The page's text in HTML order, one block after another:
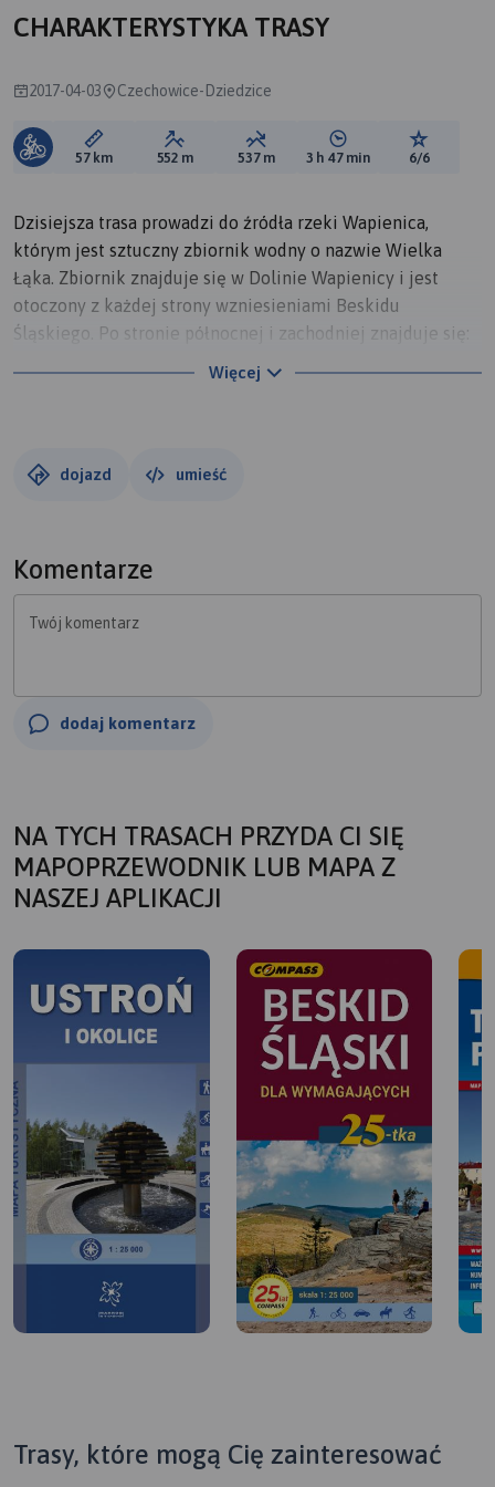
CHARAKTERYSTYKA TRASY
2017-04-03 Czechowice-Dziedzice
Długość trasy:
57 km Suma przewyższeń:
552 m Suma spadków:
537 m Średni czas potrzebny
3 h 47 min Ocena
6/6
Dzisiejsza trasa prowadzi do źródła rzeki Wapienica,
którym jest sztuczny zbiornik wodny o nazwie Wielka
Łąka. Zbiornik znajduje się w Dolinie Wapienicy i jest
otoczony z każdej strony wzniesieniami Beskidu
Śląskiego. Po stronie północnej i zachodniej znajduje się:
góry: Błatnia, Stołów i Szyndzielnia.
Więcej
dojazd umieść
Komentarze
Twój komentarz
dodaj komentarz
NA TYCH TRASACH PRZYDA CI SIĘ
MAPOPRZEWODNIK LUB MAPA Z
NASZEJ APLIKACJI
Trasy, które mogą Cię zainteresować